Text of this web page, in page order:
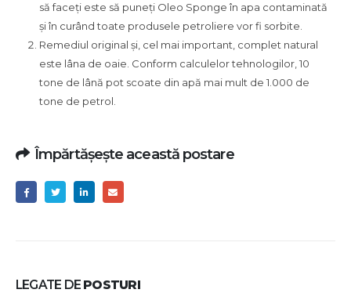
petrol
să faceți este să puneți Oleo Sponge în apa contaminată
și în curând toate produsele petroliere vor fi sorbite.
Remediul original și, cel mai important, complet natural
este lâna de oaie. Conform calculelor tehnologilor, 10
tone de lână pot scoate din apă mai mult de 1.000 de
tone de petrol.
Împărtășește această postare
LEGATE DE POSTURI